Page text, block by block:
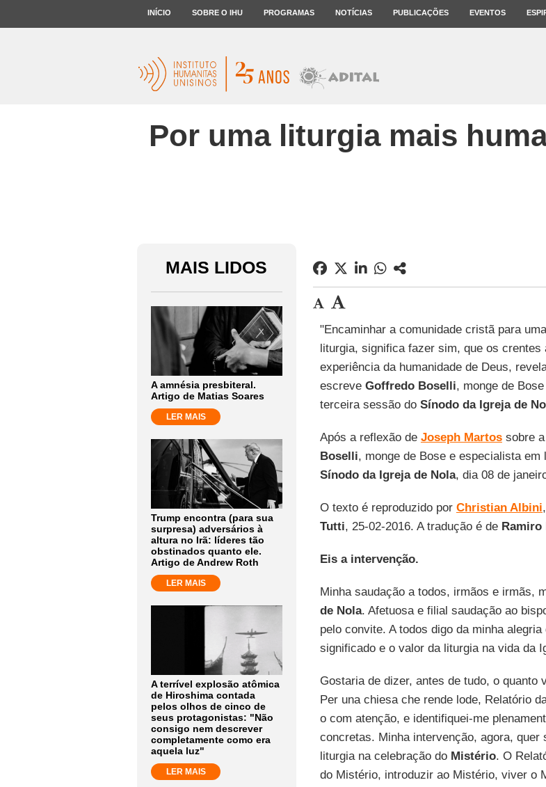
INÍCIO SOBRE O IHU PROGRAMAS NOTÍCIAS PUBLICAÇÕES EVENTOS
Por uma liturgia mais
MAIS LIDOS
A amnésia presbiteral.
Artigo de Matias Soares
LER MAIS
Trump encontra (para sua
surpresa) adversários à
altura no Irã: líderes tão
obstinados quanto ele.
Artigo de Andrew Roth
LER MAIS
A terrível explosão atômica
de Hiroshima contada
pelos olhos de cinco de
seus protagonistas: "Não
consigo nem descrever
completamente como era
aquela luz"
LER MAIS
"Encaminhar a comunidade cristã para
liturgia, significa fazer sim, que os
experiência da humanidade de Deus,
escreve Goffredo Boselli, monge de
terceira sessão do Sínodo da Igreja de
Após a reflexão de Joseph Martossobre a
Boselli, monge de Bose e especialista
Sínodo da Igreja de Nola, dia 08 de
O texto é reproduzido por Christian Albini
Tutti, 25-02-2016. A tradução é de Ramiro
Eis a intervenção.
Minha saudação a todos, irmãos e irmãs,
de Nola. Afetuosa e filial saudação ao
pelo convite. A todos digo da minha
significado e o valor da liturgia na vida da
Gostaria de dizer, antes de tudo, o quanto
Per una chiesa che rende lode, Relatório
o com atenção, e identifiquei-me
concretas. Minha intervenção, agora,
liturgia na celebração do Mistério. O
do Mistério, introduzir ao Mistério, viver o